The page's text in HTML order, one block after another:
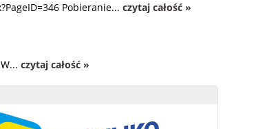
Pobieranie... czytaj całość »
czytaj całość »